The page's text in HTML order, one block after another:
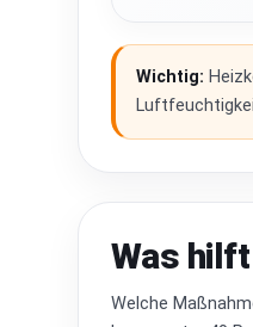
Wichtig:
Was
Welche